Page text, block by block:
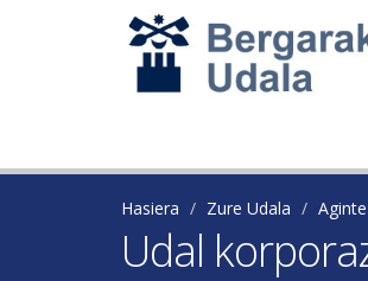
Hasiera Zure Udala
Udal